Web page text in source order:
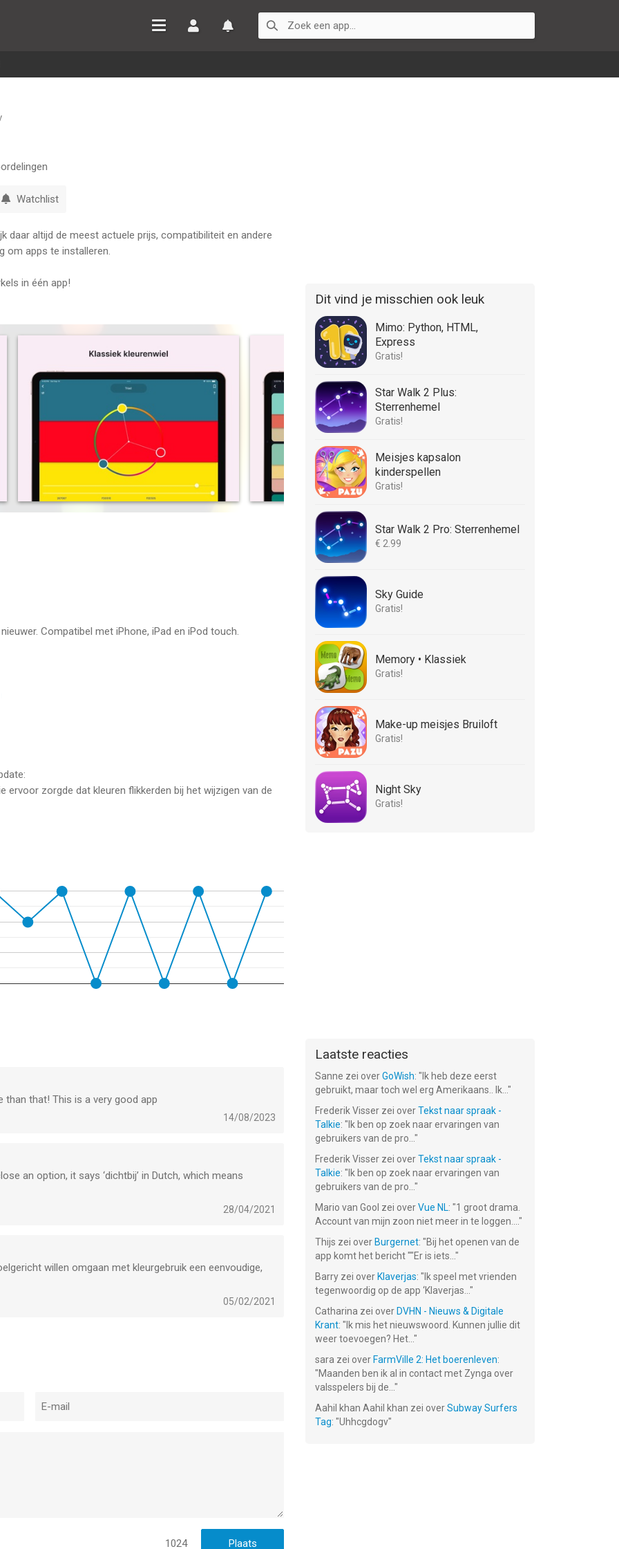
Watchlist
daar altijd de meest actuele prijs, compatibiliteit en andere
om apps te installeren.
in één app!
voor abstracte schilderkunst.
van proporties.
kleur via de camera.
voor digitaal ontwerp en abstracte kunst.
basis van seizoen en stemming.
juiste balans van toonwaarden.
soorten licht op kleuren toont.
voor beginners door afbeeldingen op te splitsen in duidelijke
harmoniseert door een gemeenschappelijke toon als visuele
iPhone, iPad en iPod touch met iOS versie 12.0 of hoger,
Compatibel met iPhone, iPad en iPod touch.
ervoor zorgde dat kleuren flikkerden bij het wijzigen van de
that! This is a very good app
14/08/2023
an option, it says ‘dichtbij’ in Dutch, which means
28/04/2021
willen omgaan met kleurgebruik een eenvoudige,
05/02/2021
1024
Dit vind je misschien ook leuk
Mimo: Python, HTML,
Express
Gratis!
Star Walk 2 Plus:
Sterrenhemel
Gratis!
Meisjes kapsalon
kinderspellen
Gratis!
Star Walk 2 Pro: Sterrenhemel
€ 2.99
Sky Guide
Gratis!
Memory • Klassiek
Gratis!
Make-up meisjes Bruiloft
Gratis!
Night Sky
Gratis!
Laatste reacties
Sanne zei overGoWish: " Ik heb deze eerst
gebruikt, maar toch wel erg Amerikaans.. Ik... "
Frederik Visser zei overTekst naar spraak -
Talkie: " Ik ben op zoek naar ervaringen van
gebruikers van de pro... "
Frederik Visser zei overTekst naar spraak -
Talkie: " Ik ben op zoek naar ervaringen van
gebruikers van de pro... "
Mario van Gool zei overVue NL: "1 groot drama.
Account van mijn zoon niet meer in te loggen.... "
Thijs zei over Burgernet: "Bij het openen van de
app komt het bericht ""Er is iets... "
Barry zei over Klaverjas: " Ik speel met vrienden
tegenwoordig op de app ‘Klaverjas... "
Catharina zei over DVHN - Nieuws & Digitale
Krant: " Ik mis het nieuwswoord. Kunnen jullie dit
weer toevoegen? Het... "
sara zei over FarmVille 2: Het boerenleven:
"Maanden ben ik al in contact met Zynga over
valsspelers bij de... "
Aahil khan Aahil khan zei overSubway Surfers
Tag: "Uhhcgdogv"